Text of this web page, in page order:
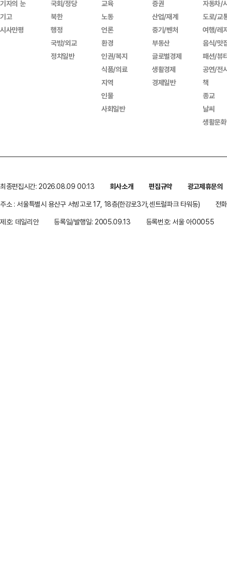
기자의 눈
기고
시사만평
국회/정당
북한
행정
국방/외교
정치일반
교육
노동
언론
환경
인권/복지
식품/의료
지역
인물
사회일반
증권
산업/재계
중기/벤처
부동산
글로벌경제
생활경제
경제일반
자동차/
도로/교
여행/레
음식/맛
패션/뷰
공연/전
책
종교
날씨
생활문
최종편집시간: 2026.08.09 00:13 회사소개 편집규약
광고제휴문의
주소 : 서울특별시 용산구 서빙고로 17, 18층(한강로3가,센트럴파크 타워동)
전
제호: 데일리안
등록일/발행일: 2005.09.13 등록번호: 서울 아00055